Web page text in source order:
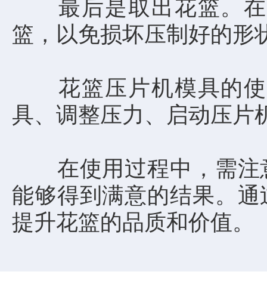
最后是取出花篮。在
篮，以免损坏压制好的形
花篮压片机模具的使
具、调整压力、启动压片
在使用过程中，需注
能够得到满意的结果。
提升花篮的品质和价值。